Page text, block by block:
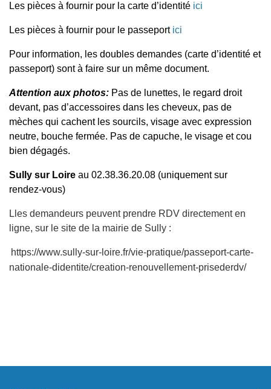
Les pièces à fournir pour la carte d’identité ici
Les pièces à fournir pour le passeport ici
Pour information, les doubles demandes (carte d’identité et
passeport) sont à faire sur un même document.
Attention aux photos: Pas de lunettes, le regard droit
devant, pas d’accessoires dans les cheveux, pas de
mèches qui cachent les sourcils, visage avec expression
neutre, bouche fermée. Pas de capuche, le visage et cou
bien dégagés.
Sully sur Loire au 02.38.36.20.08 (uniquement sur
rendez-vous)
Lles demandeurs peuvent prendre RDV directement en
ligne, sur le site de la mairie de Sully :
https://www.sully-sur-loire.fr/vie-pratique/passeport-carte-
nationale-didentite/creation-renouvellement-prisederdv/